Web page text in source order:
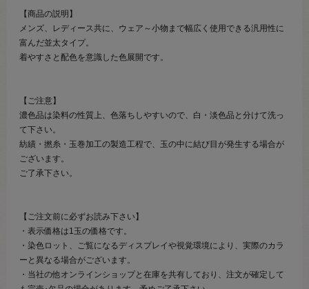
【商品の説明】
メンズ、レディース共に、ウェア～小物まで幅広く使用できる汎用性に
富んだ並太タイプ。
着やすさと配色を意識した色展開です。
【ご注意】
濃色品は染料の性質上、色落ちしやすいので、白・淡色品と分けて洗っ
て下さい。
紡績・撚糸・玉巻加工の製造工程で、玉の中に結び目が発生する場合が
ございます。
ご了承下さい。
【ご注文前に必ずお読み下さい】
・表示価格は1玉の価格です。
・染色ロット、ご覧になるディスプレイや視覚環境により、実際のカラ
ーと異なる場合がございます。
・当社の他オンラインショップと在庫を共有しており、注文が確定して